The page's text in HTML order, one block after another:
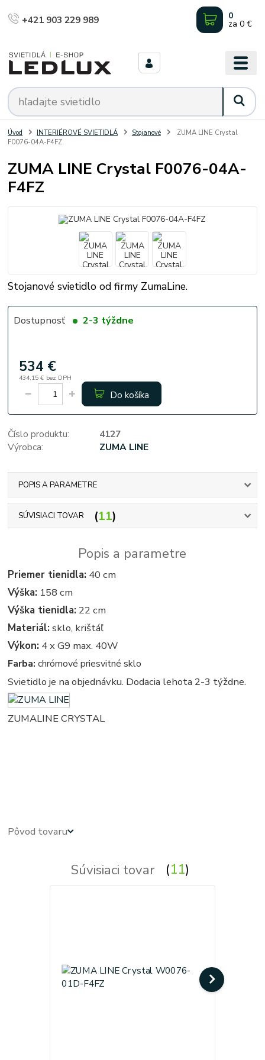
+421 903 229 989 0
za 0 €
Úvod INTERIÉROVÉ SVIETIDLÁ Stojanové
ZUMA LINE Crystal
F0076-04A-F4FZ
ZUMA LINE Crystal F0076-04A-
F4FZ
Stojanové svietidlo od firmy ZumaLine.
Dostupnosť 2-3 týždne
534 €
434,15 € bez DPH
Do košíka
Číslo produktu:
4127
Výrobca:
ZUMA LINE
POPIS A PARAMETRE
SÚVISIACI TOVAR 11
Popis a parametre
Priemer tienidla: 40 cm
Výška: 158 cm
Výška tienidla: 22 cm
Materiál: sklo, krištáľ
Výkon: 4 x G9 max. 40W
Farba: chrómové priesvitné sklo
Svietidlo je na objednávku. Dodacia lehota 2-3 týždne.
ZUMALINE CRYSTAL
Pôvod tovaru
Súvisiaci tovar 11